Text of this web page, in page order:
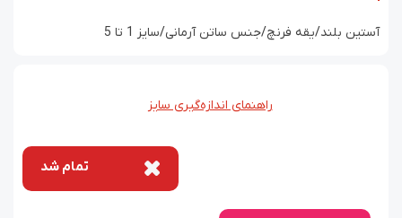
آستین بلند/یقه فرنچ/جنس ساتن آرمانی/سایز 1 تا 5
راهنمای اندازه‌گیری سایز
تمام شد